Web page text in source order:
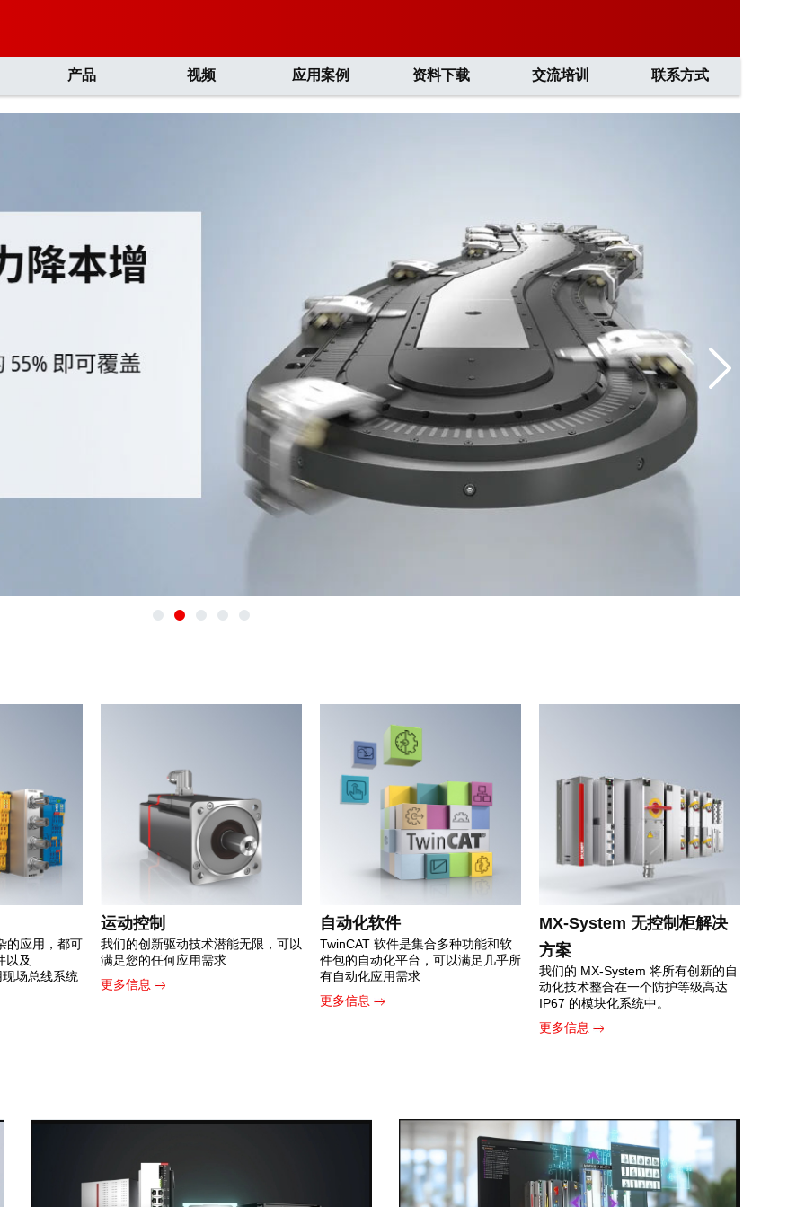
产品 视频 应用案例 资料下载 交流培训 联系方式
的应用，都可
以及
场总线系统
运动控制
我们的创新驱动技术潜能无限，可以
满足您的任何应用需求
更多信息
自动化软件
TwinCAT 软件是集合多种功能和软
件包的自动化平台，可以满足几乎所
有自动化应用需求
更多信息
MX-System 无控制柜解决
方案
我们的 MX-System 将所有创新的自
动化技术整合在一个防护等级高达
IP67 的模块化系统中。
更多信息